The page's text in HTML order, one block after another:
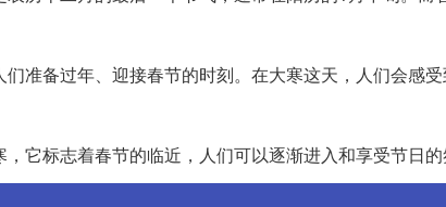
准备过年、迎接春节的时刻。在大寒这天，人们会感
它标志着春节的临近，人们可以逐渐进入和享受节日的